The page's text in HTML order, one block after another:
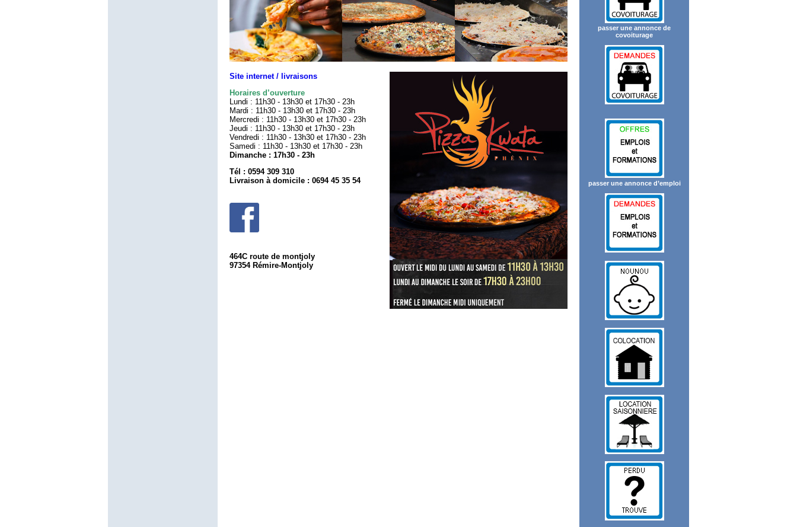
Site internet / livraisons
Horaires d’ouverture
Lundi : 11h30 - 13h30 et 17h30 - 23h
Mardi : 11h30 - 13h30 et 17h30 - 23h
Mercredi : 11h30 - 13h30 et 17h30 - 23h
Jeudi : 11h30 - 13h30 et 17h30 - 23h
Vendredi : 11h30 - 13h30 et 17h30 - 23h
Samedi : 11h30 - 13h30 et 17h30 - 23h
Dimanche : 17h30 - 23h
Tél : 0594 309 310
Livraison à domicile : 0694 45 35 54
464C route de montjoly
97354 Rémire-Montjoly
passer une annonce de
covoiturage
passer une annonce d’emploi